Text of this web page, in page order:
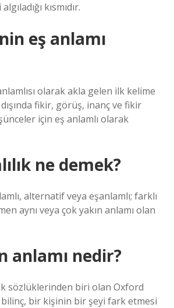
kısmıdır.
eş anlamı
olarak akla gelen ilk kelime
fikir, görüş, inanç ve fikir
için eş anlamlı olarak
ne demek?
alternatif veya eşanlamlı; farklı
aynı veya çok yakın anlamı olan
anlamı nedir?
sözlüklerinden biri olan Oxford
bir kişinin bir şeyi fark etmesi